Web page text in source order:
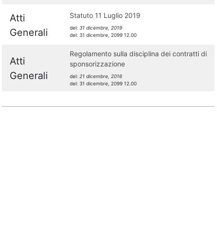
Atti
Generali
Statuto 11 Luglio 2019
del:31 dicembre, 2019
del:31 dicembre, 2099 12.00
Atti
Generali
Regolamento sulla disciplina dei contratti di
sponsorizzazione
del: 21 dicembre, 2016
del:31 dicembre, 2099 12.00